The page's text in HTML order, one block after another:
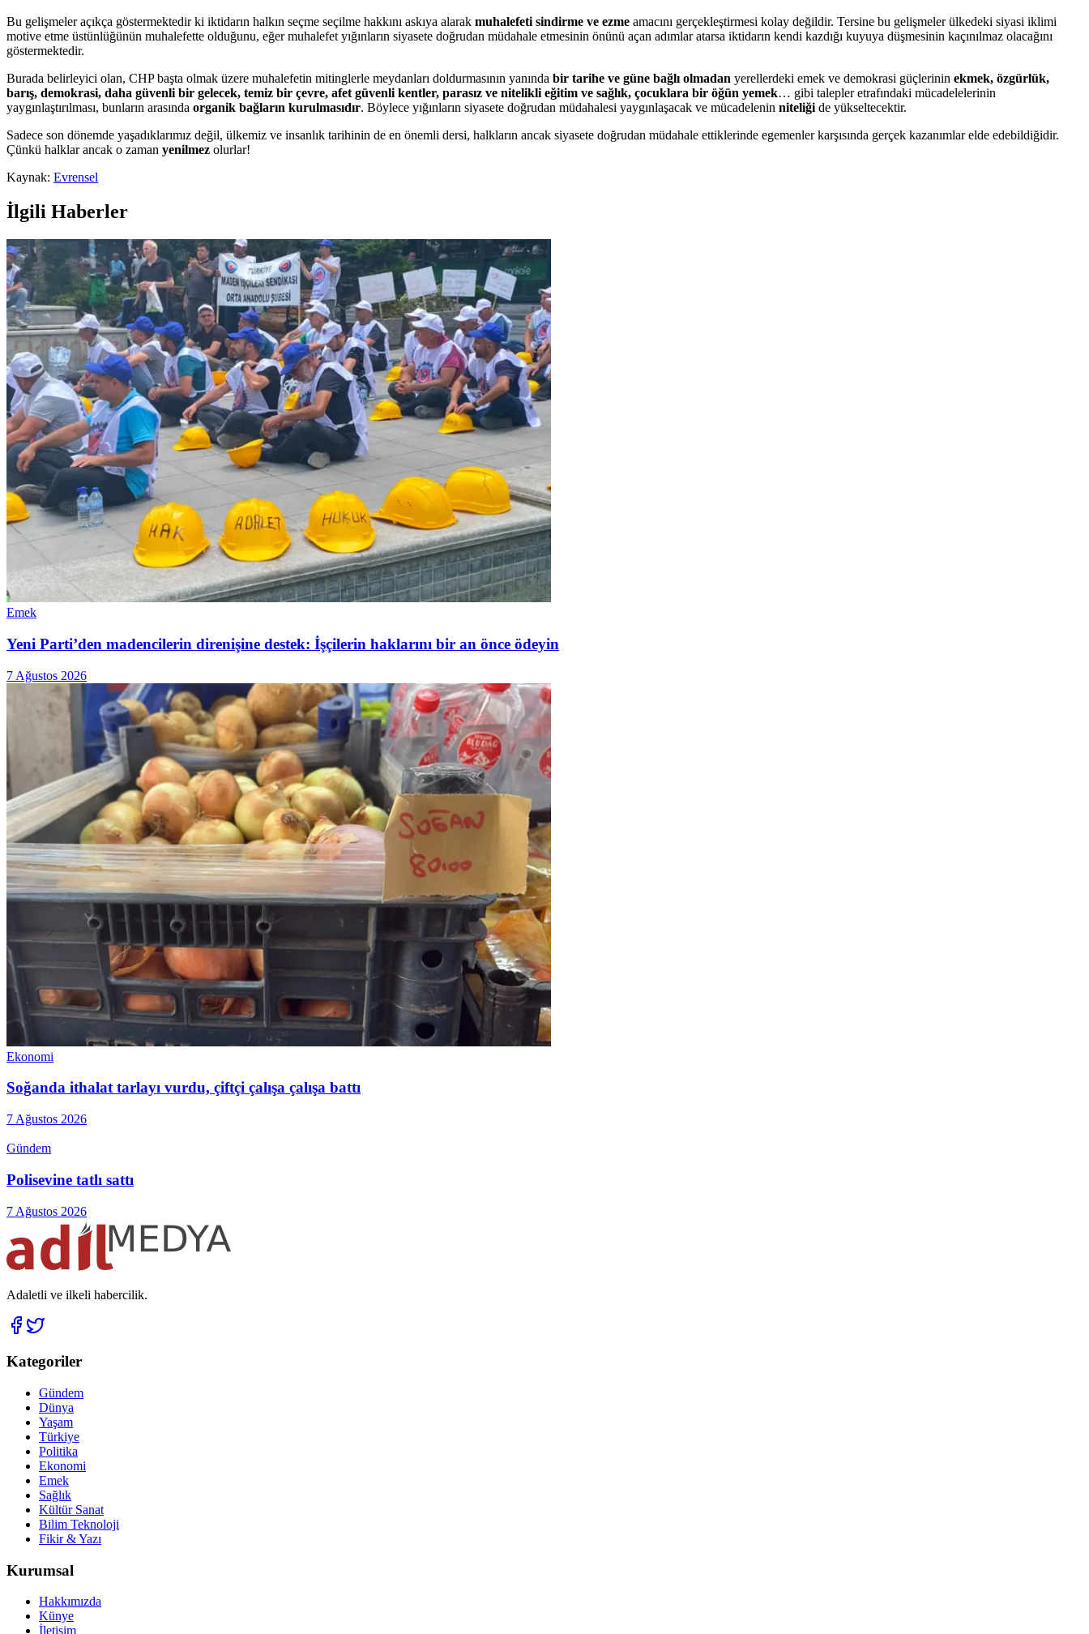
Bu gelişmeler açıkça göstermektedir ki iktidarın halkın seçme seçilme hakkını askıya alarak muhalefeti sindirme ve ezme amacını gerçekleştirmesi kolay değildir. Tersine bu gelişmeler ülkedeki siyasi iklimi
motive etme üstünlüğünün muhalefette olduğunu, eğer muhalefet yığınların siyasete doğrudan müdahale etmesinin önünü açan adımlar atarsa iktidarın kendi kazdığı kuyuya düşmesinin kaçınılmaz olacağını
göstermektedir.
Burada belirleyici olan, CHP başta olmak üzere muhalefetin mitinglerle meydanları doldurmasının yanında bir tarihe ve güne bağlı olmadan yerellerdeki emek ve demokrasi güçlerinin ekmek, özgürlük,
barış, demokrasi, daha güvenli bir gelecek, temiz bir çevre, afet güvenli kentler, parasız ve nitelikli eğitim ve sağlık, çocuklara bir öğün yemek… gibi talepler etrafındaki mücadelelerinin
yaygınlaştırılması, bunların arasında organik bağların kurulmasıdır. Böylece yığınların siyasete doğrudan müdahalesi yaygınlaşacak ve mücadelenin niteliğide yükseltecektir.
Sadece son dönemde yaşadıklarımız değil, ülkemiz ve insanlık tarihinin de en önemli dersi, halkların ancak siyasete doğrudan müdahale ettiklerinde egemenler karşısında gerçek kazanımlar elde edebildiğidir.
Çünkü halklar ancak o zaman yenilmez olurlar!
Kaynak: Evrensel
İlgili Haberler
Emek
Yeni Parti’den madencilerin direnişine destek: İşçilerin haklarını bir an önce ödeyin
7 Ağustos 2026
Ekonomi
Soğanda ithalat tarlayı vurdu, çiftçi çalışa çalışa battı
7 Ağustos 2026
Gündem
Polisevine tatlı sattı
7 Ağustos 2026
Adaletli ve ilkeli habercilik.
Kategoriler
Gündem
Dünya
Yaşam
Türkiye
Politika
Ekonomi
Emek
Sağlık
Kültür Sanat
Bilim Teknoloji
Fikir & Yazı
Kurumsal
Hakkımızda
Künye
İletişim